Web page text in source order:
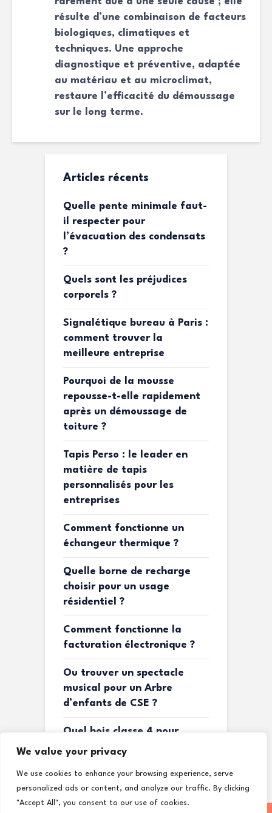
We value your privacy
We use cookies to enhance your browsing experience, serve
personalized ads or content, and analyze our traffic. By clicking
"Accept All", you consent to our use of cookies.
résulte d’une combinaison de facteurs
biologiques, climatiques et
techniques. Une approche
diagnostique et préventive, adaptée
au matériau et au microclimat,
restaure l’efficacité du démoussage
sur le long terme.
Articles récents
Quelle pente minimale faut-
il respecter pour
l’évacuation des condensats
?
Quels sont les préjudices
corporels ?
Signalétique bureau à Paris :
comment trouver la
meilleure entreprise
Pourquoi de la mousse
repousse-t-elle rapidement
après un démoussage de
toiture ?
Tapis Perso : le leader en
matière de tapis
personnalisés pour les
entreprises
Comment fonctionne un
échangeur thermique ?
Quelle borne de recharge
choisir pour un usage
résidentiel ?
Comment fonctionne la
facturation électronique ?
Ou trouver un spectacle
musical pour un Arbre
d’enfants de CSE ?
Quel bois classe 4 pour
terrasse ?